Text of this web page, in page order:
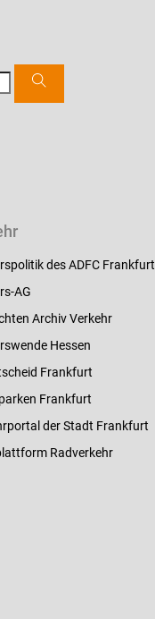
des ADFC Frankfurt
AG
Archiv Verkehr
Hessen
Frankfurt
Frankfurt
der Stadt Frankfurt
Radverkehr